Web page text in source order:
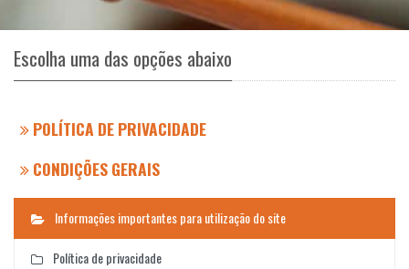
Escolha uma das opções abaixo
POLÍTICA DE PRIVACIDADE
CONDIÇÕES GERAIS
Informações importantes para utilização do site
Política de privacidade